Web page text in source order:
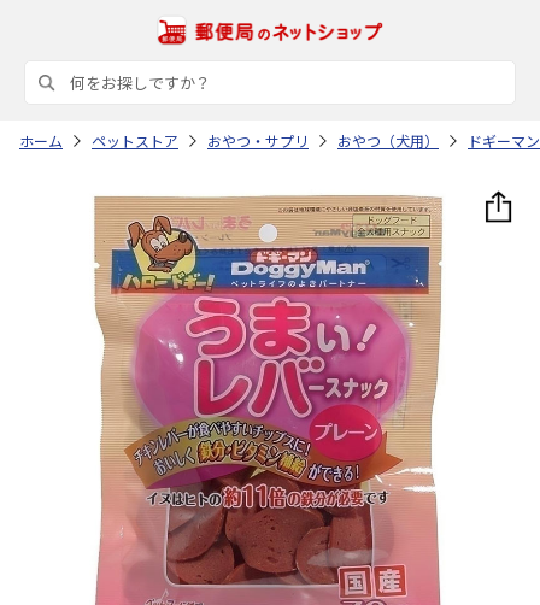
ホーム ペットストア おやつ・サプリ おやつ（犬用） ドギーマ